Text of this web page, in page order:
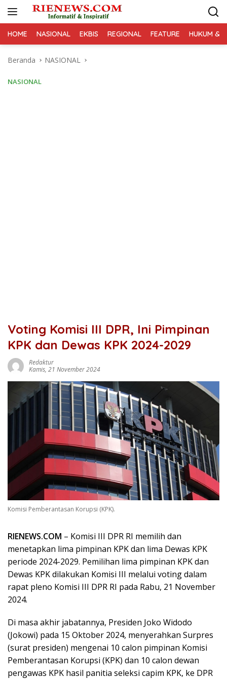
HOME NASIONAL EKBIS REGIONAL FEATURE HUKUM &
Beranda NASIONAL
NASIONAL
Voting Komisi III DPR, Ini Pimpinan
KPK dan Dewas KPK 2024-2029
Redaktur
Kamis, 21 November 2024
Komisi Pemberantasan Korupsi (KPK).
RIENEWS.COM – Komisi III DPR RI memilih dan
menetapkan lima pimpinan KPK dan lima Dewas KPK
periode 2024-2029. Pemilihan lima pimpinan KPK dan
Dewas KPK dilakukan Komisi III melalui voting dalam
rapat pleno Komisi III DPR RI pada Rabu, 21 November
2024.
Di masa akhir jabatannya, Presiden Joko Widodo
(Jokowi) pada 15 Oktober 2024, menyerahkan Surpres
(surat presiden) mengenai 10 calon pimpinan Komisi
Pemberantasan Korupsi (KPK) dan 10 calon dewan
pengawas KPK hasil panitia seleksi capim KPK, ke DPR